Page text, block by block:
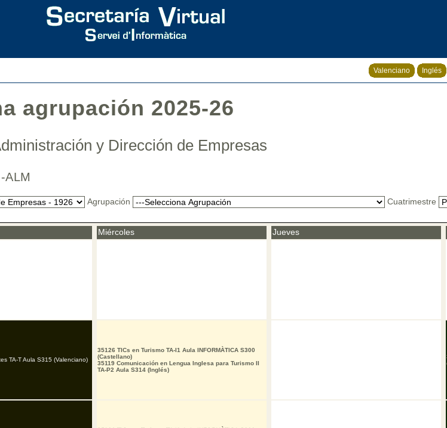
Valenciano Inglés
agrupación 2025-26
y Dirección de Empresas
ALM
Agrupación Cuatrimestre
TA-T Aula S315 (Valenciano)
Miércoles
35126 TICs en Turismo TA-I1 Aula INFORMÀTICA S300
(Castellano)
35119 Comunicación en Lengua Inglesa para Turismo II
TA-P2 Aula S314 (Inglés)
Jueves